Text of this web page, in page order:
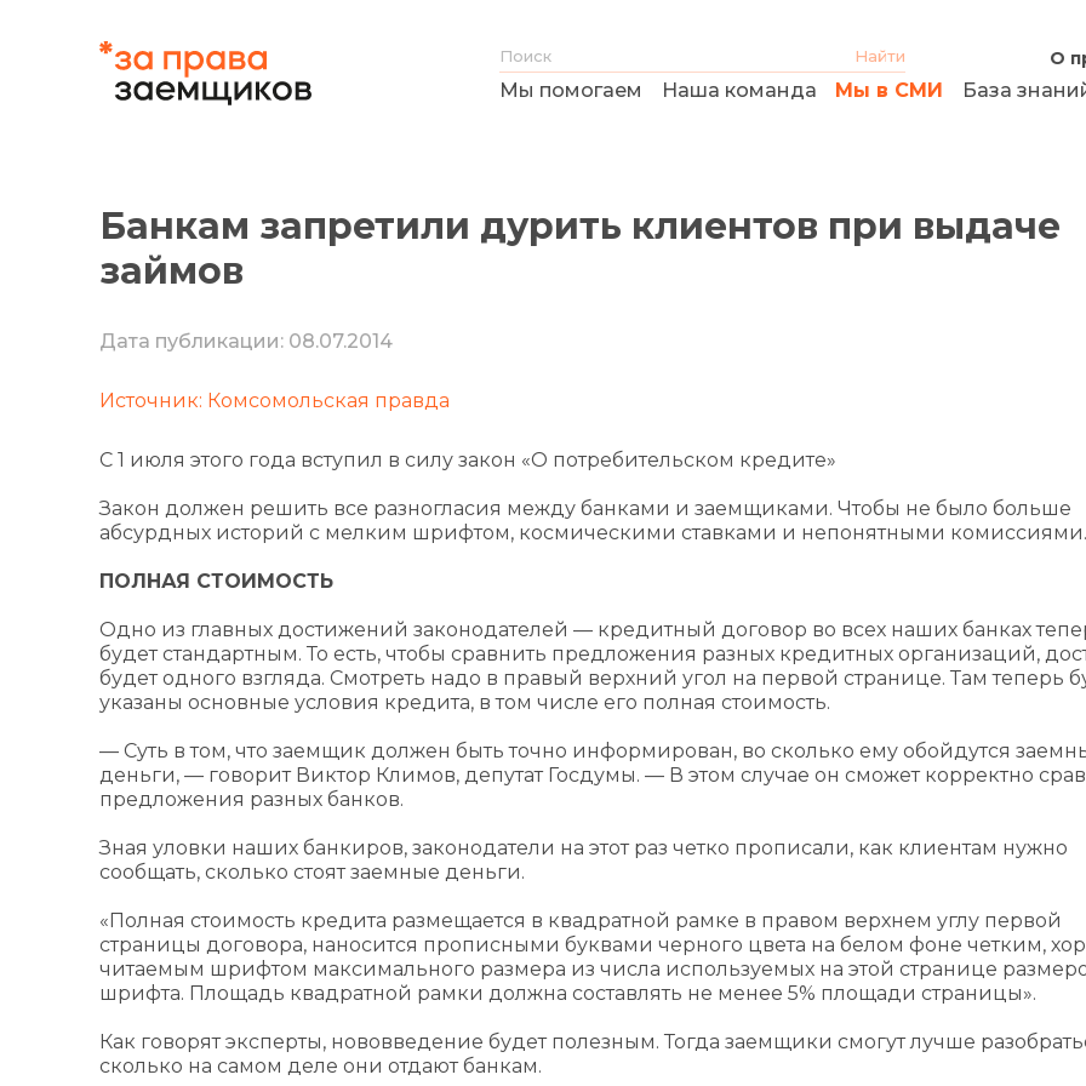
О
Мы помогаем Наша команда Мы в СМИ База
Банкам запретили дурить клиентов при выдаче
займов
Дата публикации: 08.07.2014
Источник: Комсомольская правда
С 1 июля этого года вступил в силу закон «О потребительском кредите»
Закон должен решить все разногласия между банками и заемщиками. Чтобы не было больше
абсурдных историй с мелким шрифтом, космическими ставками и непонятными комиссиями.
ПОЛНАЯ СТОИМОСТЬ
Одно из главных достижений законодателей — кредитный договор во всех наших банках
будет стандартным. То есть, чтобы сравнить предложения разных кредитных организаций,
будет одного взгляда. Смотреть надо в правый верхний угол на первой странице. Там теперь
указаны основные условия кредита, в том числе его полная стоимость.
— Суть в том, что заемщик должен быть точно информирован, во сколько ему обойдутся
деньги, — говорит Виктор Климов, депутат Госдумы. — В этом случае он сможет корректно
предложения разных банков.
Зная уловки наших банкиров, законодатели на этот раз четко прописали, как клиентам нужно
сообщать, сколько стоят заемные деньги.
«Полная стоимость кредита размещается в квадратной рамке в правом верхнем углу первой
страницы договора, наносится прописными буквами черного цвета на белом фоне четким,
читаемым шрифтом максимального размера из числа используемых на этой странице
шрифта. Площадь квадратной рамки должна составлять не менее 5% площади страницы».
Как говорят эксперты, нововведение будет полезным. Тогда заемщики смогут лучше
сколько на самом деле они отдают банкам.